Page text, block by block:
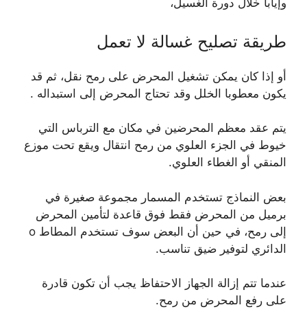
وإيابا خلال دورة الغسيل،
طريقة تصليح غسالة لا تعمل
أو إذا كان يمكن تشغيل المحرض على رمح نقل، ثم قد
يكون معطوبا الخلل وقد تحتاج المحرض إلى استبداله .
يتم عقد معظم المحرضين في مكان مع الترباس التي
خيوط في الجزء العلوي من رمح انتقال ويقع تحت موزع
المنقي أو الغطاء العلوي.
بعض النماذج تستخدم المسمار مجموعة صغيرة في
برميل من المحرض فقط فوق قاعدة لتأمين المحرض
إلى رمح، في حين أن البعض سوف تستخدم المطاط o
الدائري لتوفير ضيق تناسب.
عندما تتم إزالة الجهاز الاحتفاظ يجب أن تكون قادرة
على رفع المحرض من رمح.